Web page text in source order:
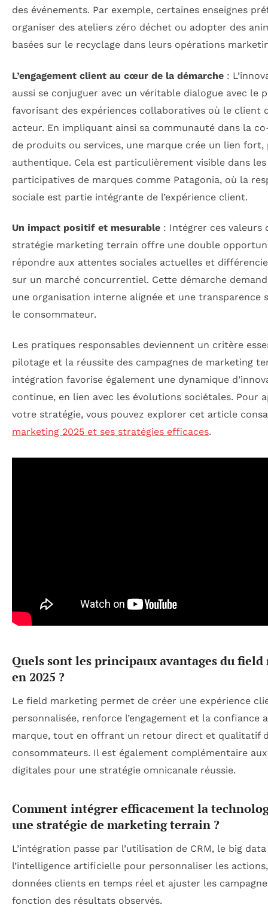
des événements. Par exemple, certaines enseignes
organiser des ateliers zéro déchet ou adopter des
basées sur le recyclage dans leurs opérations
L’engagement client au cœur de la démarche :
aussi se conjuguer avec un véritable dialogue avec le
favorisant des expériences collaboratives où le client
acteur. En impliquant ainsi sa communauté dans la
de produits ou services, une marque crée un lien fort,
authentique. Cela est particulièrement visible dans les
participatives de marques comme Patagonia, où la
sociale est partie intégrante de l’expérience client.
Un impact positif et mesurable : Intégrer ces valeurs
stratégie marketing terrain offre une double
répondre aux attentes sociales actuelles et
sur un marché concurrentiel. Cette démarche
une organisation interne alignée et une transparence
le consommateur.
Les pratiques responsables deviennent un critère
pilotage et la réussite des campagnes de marketing
intégration favorise également une dynamique
continue, en lien avec les évolutions sociétales. Pour
votre stratégie, vous pouvez explorer cet article
marketing 2025 et ses stratégies efficaces.
Quels sont les principaux avantages du
en 2025 ?
Le field marketing permet de créer une expérience
personnalisée, renforce l’engagement et la confiance
marque, tout en offrant un retour direct et qualitatif
consommateurs. Il est également complémentaire
digitales pour une stratégie omnicanale réussie.
Comment intégrer efficacement la
une stratégie de marketing terrain ?
L’intégration passe par l’utilisation de CRM, le big
l’intelligence artificielle pour personnaliser les
données clients en temps réel et ajuster les
fonction des résultats observés.